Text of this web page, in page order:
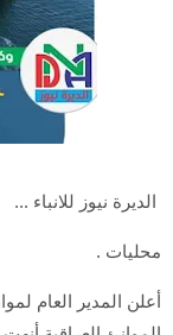
الديرة نيوز للانباء ...
محليات .
أعلن المدير العام